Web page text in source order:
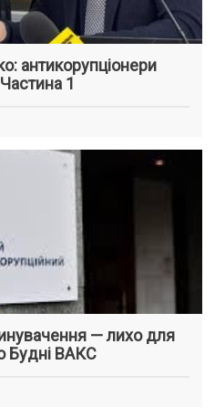
антикорупціонери
1
— лихо для
Будні ВАКС